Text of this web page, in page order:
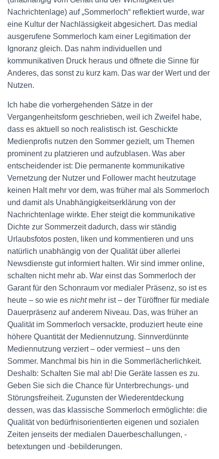
Nachrichtenlage) auf „Sommerloch“ reflektiert wurde, war
eine Kultur der Nachlässigkeit abgesichert. Das medial
ausgerufene Sommerloch kam einer Legitimation der
Ignoranz gleich. Das nahm individuellen und
kommunikativen Druck heraus und öffnete die Sinne für
Anderes, das sonst zu kurz kam. Das war der Wert und der
Nutzen.
Ich habe die vorhergehenden Sätze in der
Vergangenheitsform geschrieben, weil ich Zweifel habe,
dass es aktuell so noch realistisch ist. Geschickte
Medienprofis nutzen den Sommer gezielt, um Themen
prominent zu platzieren und aufzublasen. Was aber
entscheidender ist: Die permanente kommunikative
Vernetzung der Nutzer und Follower macht heutzutage
keinen Halt mehr vor dem, was früher mal als Sommerloch
und damit als Unabhängigkeitserklärung von der
Nachrichtenlage wirkte. Eher steigt die kommunikative
Dichte zur Sommerzeit dadurch, dass wir ständig
Urlaubsfotos posten, liken und kommentieren und uns
natürlich unabhängig von der Qualität über allerlei
Newsdienste gut informiert halten. Wir sind immer online,
schalten nicht mehr ab. War einst das Sommerloch der
Garant für den Schonraum vor medialer Präsenz, so ist es
heute – so wie es nicht mehr ist – der Türöffner für mediale
Dauerpräsenz auf anderem Niveau. Das, was früher an
Qualität im Sommerloch versackte, produziert heute eine
höhere Quantität der Mediennutzung. Sinnverdünnte
Mediennutzung verziert – oder vermiest – uns den
Sommer. Manchmal bis hin in die Sommerlächerlichkeit.
Deshalb: Schalten Sie mal ab! Die Geräte lassen es zu.
Geben Sie sich die Chance für Unterbrechungs- und
Störungsfreiheit. Zugunsten der Wiederentdeckung
dessen, was das klassische Sommerloch ermöglichte: die
Qualität von bedürfnisorientierten eigenen und sozialen
Zeiten jenseits der medialen Dauerbeschallungen, -
betextungen und -bebilderungen.